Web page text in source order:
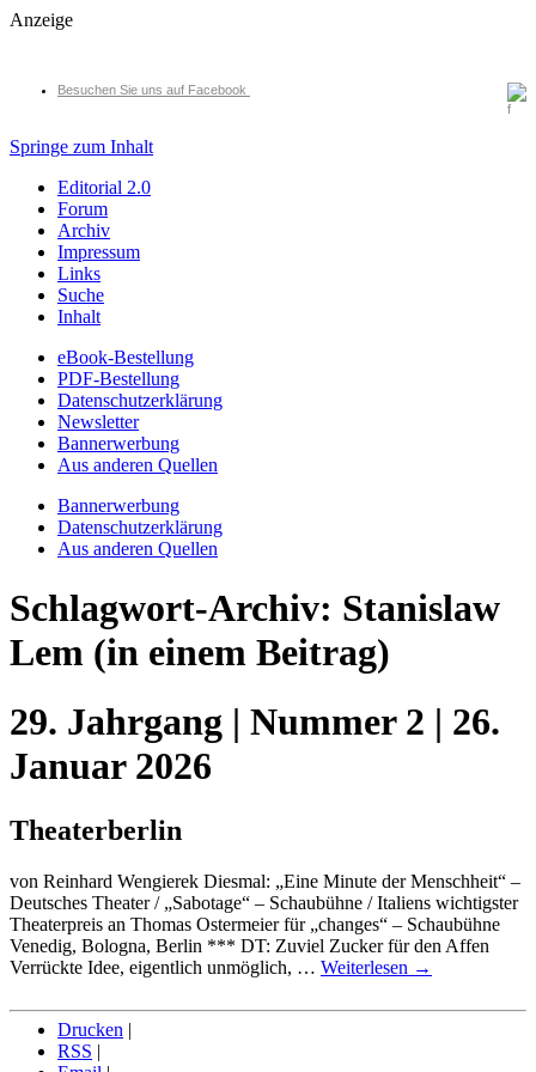
Anzeige
Besuchen Sie uns auf Facebook
Springe zum Inhalt
Editorial 2.0
Forum
Archiv
Impressum
Links
Suche
Inhalt
eBook-Bestellung
PDF-Bestellung
Datenschutzerklärung
Newsletter
Bannerwerbung
Aus anderen Quellen
Bannerwerbung
Datenschutzerklärung
Aus anderen Quellen
Schlagwort-Archiv: Stanislaw
Lem (in einem Beitrag)
29. Jahrgang | Nummer 2 | 26.
Januar 2026
Theaterberlin
von Reinhard Wengierek Diesmal: „Eine Minute der Menschheit“ –
Deutsches Theater / „Sabotage“ – Schaubühne / Italiens wichtigster
Theaterpreis an Thomas Ostermeier für „changes“ – Schaubühne
Venedig, Bologna, Berlin *** DT: Zuviel Zucker für den Affen
Verrückte Idee, eigentlich unmöglich, … Weiterlesen →
Drucken |
RSS |